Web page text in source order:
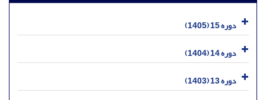
دوره 15 (1405)
دوره 14 (1404)
دوره 13 (1403)